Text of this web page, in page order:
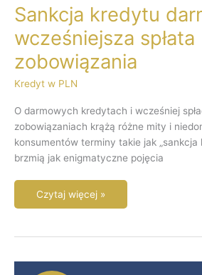
Sankcja kredytu
wcześniejsza spłata
zobowiązania
Kredyt w PLN
O darmowych kredytach i wcześniej
zobowiązaniach krążą różne mity i
konsumentów terminy takie jak „sankcja
brzmią jak enigmatyczne pojęcia
Czytaj więcej »
Kancelaria